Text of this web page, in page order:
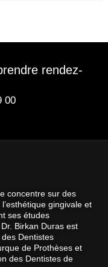
rendez-
00
concentre sur des
gingivale et
ses études
Birkan Duras est
des Dentistes
de Prothèses et
des Dentistes de